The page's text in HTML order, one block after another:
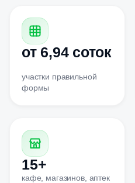
от 6,94 соток
участки правильной
формы
15+
кафе, магазинов, аптек